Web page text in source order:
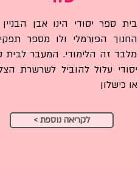
בית ספר יסודי הינו אבן
החנוך הפורמלי ולו מספר
מלבד זה הלימודי. המעבר לבית
יסודי עלול להוביל לשרשרת
או כישלון
< לקריאה נוספת